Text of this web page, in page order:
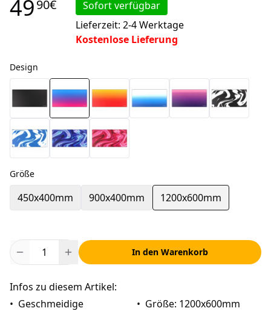
4990€
Sofort verfügbar
Lieferzeit: 2-4 Werktage
Kostenlose Lieferung
Design
Größe
450x400mm 900x400mm 1200x600mm
In den Warenkorb
Infos zu diesem Artikel:
• Geschmeidige
• Größe: 1200x600mm